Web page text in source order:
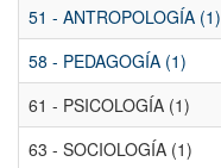
51 - ANTROPOLOGÍA (1)
58 - PEDAGOGÍA (1)
61 - PSICOLOGÍA (1)
63 - SOCIOLOGÍA (1)